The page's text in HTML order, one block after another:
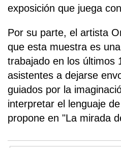
exposición que juega
Por su parte, el artista
que esta muestra es
trabajado en los últimos
asistentes a dejarse
guiados por la
interpretar el lenguaje
propone en "La mirada